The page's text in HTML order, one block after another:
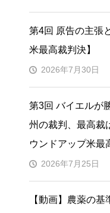
第4回 原告の主張
米最高裁判決】
2026年7月30日
第3回 バイエルが
州の裁判、最高裁
ウンドアップ米最
2026年7月25日
【動画】農薬の